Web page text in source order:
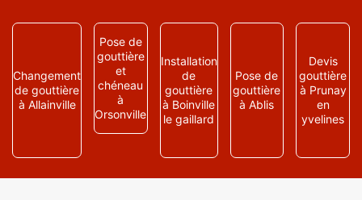
Changement
de gouttière
à Allainville
Pose de
gouttière
et
chéneau
à
Orsonville
Installation
de
gouttière
à Boinville
le gaillard
Pose de
gouttière
à Ablis
Devis
gouttière
à Prunay
en
yvelines